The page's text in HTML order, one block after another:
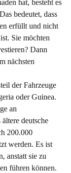
hat, besteht es
bedeutet, dass
erfüllt und nicht
Sie möchten
Dann
nächsten
der Fahrzeuge
oder Guinea.
an
deutsche
200.000
werden. Es ist
anstatt sie zu
führen können.